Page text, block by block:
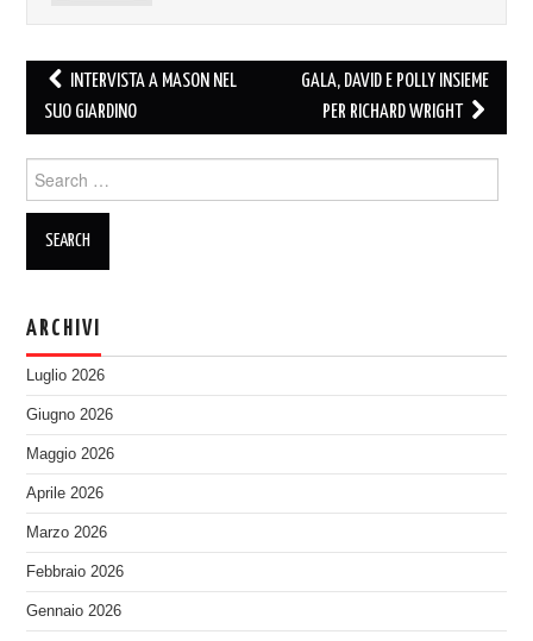
Post
navigation
INTERVISTA A MASON NEL
SUO GIARDINO
GALA, DAVID E POLLY INSIEME
PER RICHARD WRIGHT
for:
ARCHIVI
Luglio 2026
Giugno 2026
Maggio 2026
Aprile 2026
Marzo 2026
Febbraio 2026
Gennaio 2026